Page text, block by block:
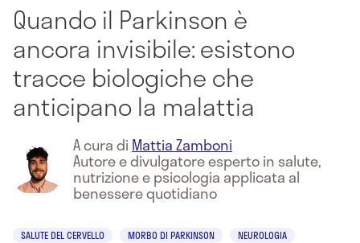
Quando il Parkinson è
ancora invisibile: esistono
tracce biologiche che
anticipano la malattia
A cura di Mattia Zamboni
Autore e divulgatore esperto in salute,
nutrizione e psicologia applicata al
benessere quotidiano
SALUTE DEL CERVELLO MORBO DI PARKINSON NEUROLOGIA